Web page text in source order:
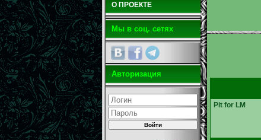
О ПРОЕКТЕ
Мы в соц. сетях
Авторизация
Pit for LM